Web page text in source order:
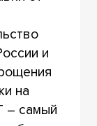
и
на
– самый